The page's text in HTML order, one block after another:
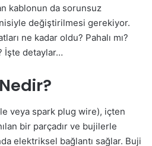
kablonun da sorunsuz
değiştirilmesi gerekiyor.
ne kadar oldu? Pahalı mı?
İşte detaylar…
veya spark plug wire), içten
bir parçadır ve bujilerle
elektriksel bağlantı sağlar. Buji